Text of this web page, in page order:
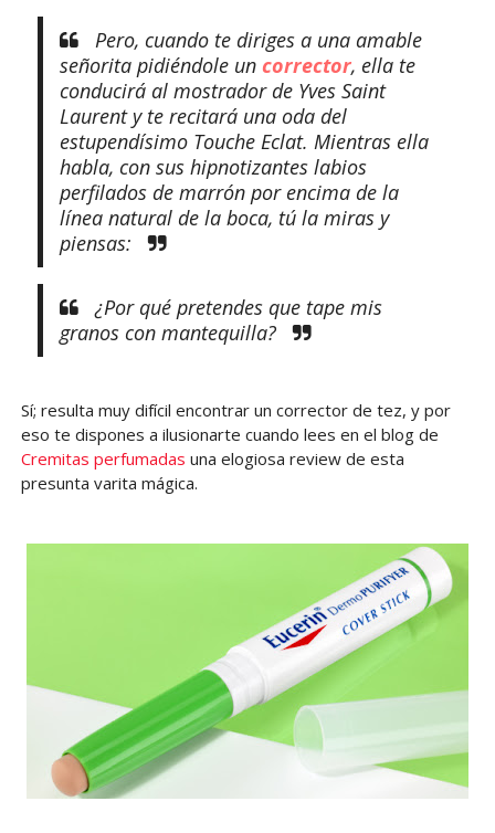
Pero, cuando te diriges a una amable
señorita pidiéndole un corrector, ella te
conducirá al mostrador de Yves Saint
Laurent y te recitará una oda del
estupendísimo Touche Eclat. Mientras ella
habla, con sus hipnotizantes labios
perfilados de marrón por encima de la
línea natural de la boca, tú la miras y
piensas:
¿Por qué pretendes que tape mis
granos con mantequilla?
Sí; resulta muy difícil encontrar un corrector de tez, y por
eso te dispones a ilusionarte cuando lees en el blog de
Cremitas perfumadas una elogiosa review de esta
presunta varita mágica.